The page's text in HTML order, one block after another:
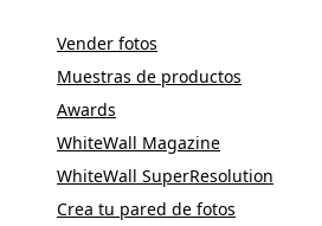
Vender fotos
Muestras de productos
Awards
WhiteWall Magazine
WhiteWall SuperResolution
Crea tu pared de fotos